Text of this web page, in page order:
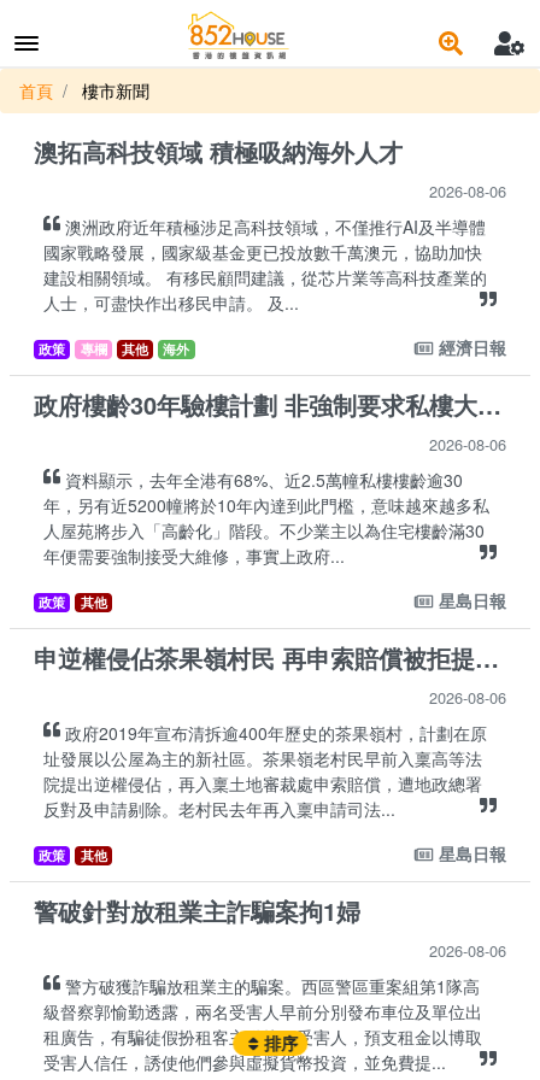
首頁 樓市新聞
澳拓高科技領域 積極吸納海外人才
2026-08-06
澳洲政府近年積極涉足高科技領域，不僅推行AI及半導體
國家戰略發展，國家級基金更已投放數千萬澳元，協助加快
建設相關領域。 有移民顧問建議，從芯片業等高科技產業的
人士，可盡快作出移民申請。 及...
政策 專欄 其他 海外 經濟日報
政府樓齡30年驗樓計劃 非強制要求私樓大維修
2026-08-06
資料顯示，去年全港有68%、近2.5萬幢私樓樓齡逾30
年，另有近5200幢將於10年內達到此門檻，意味越來越多私
人屋苑將步入「高齡化」階段。不少業主以為住宅樓齡滿30
年便需要強制接受大維修，事實上政府...
政策 其他 星島日報
申逆權侵佔茶果嶺村民 再申索賠償被拒提覆核
2026-08-06
政府2019年宣布清拆逾400年歷史的茶果嶺村，計劃在原
址發展以公屋為主的新社區。茶果嶺老村民早前入稟高等法
院提出逆權侵佔，再入稟土地審裁處申索賠償，遭地政總署
反對及申請剔除。老村民去年再入稟申請司法...
政策 其他 星島日報
警破針對放租業主詐騙案拘1婦
2026-08-06
警方破獲詐騙放租業主的騙案。西區警區重案組第1隊高
級督察郭愉勤透露，兩名受害人早前分別發布車位及單位出
租廣告，有騙徒假扮租客主動接觸受害人，預支租金以博取
受害人信任，誘使他們參與虛擬貨幣投資，並免費提...
排序